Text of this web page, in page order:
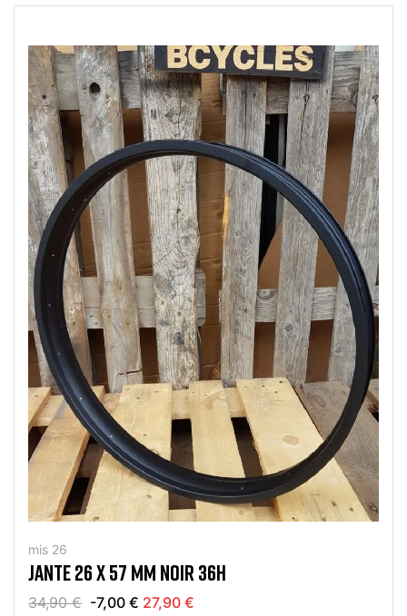
mis 26
JANTE 26 X 57 MM NOIR 36H
34,90 € -7,00 € 27,90 €